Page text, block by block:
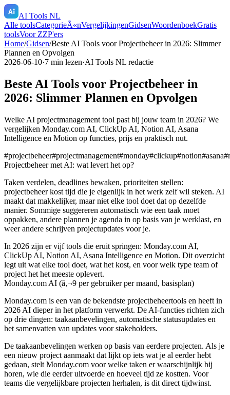
AI Tools NL
Alle toolsCategorieÃ«nVergelijkingenGidsenWoordenboekGratis
toolsVoor ZZP'ers
Home/Gidsen/Beste AI Tools voor Projectbeheer in 2026: Slimmer
Plannen en Opvolgen
2026-06-10·7 min lezen·AI Tools NL redactie
Beste AI Tools voor Projectbeheer in
2026: Slimmer Plannen en Opvolgen
Welke AI projectmanagement tool past bij jouw team in 2026? We
vergelijken Monday.com AI, ClickUp AI, Notion AI, Asana
Intelligence en Motion op functies, prijs en praktisch nut.
#projectbeheer#projectmanagement#monday#clickup#notion#asana#
Projectbeheer met AI: wat levert het op?
Taken verdelen, deadlines bewaken, prioriteiten stellen:
projectbeheer kost tijd die je eigenlijk in het werk zelf wil steken. AI
maakt dat makkelijker, maar niet elke tool doet dat op dezelfde
manier. Sommige suggereren automatisch wie een taak moet
oppakken, andere plannen je agenda in op basis van je werklast, en
weer andere schrijven projectupdates voor je.
In 2026 zijn er vijf tools die eruit springen: Monday.com AI,
ClickUp AI, Notion AI, Asana Intelligence en Motion. Dit overzicht
legt uit wat elke tool doet, wat het kost, en voor welk type team of
project het het meeste oplevert.
Monday.com AI (â‚¬9 per gebruiker per maand, basisplan)
Monday.com is een van de bekendste projectbeheertools en heeft in
2026 AI dieper in het platform verwerkt. De AI-functies richten zich
op drie dingen: taakaanbevelingen, automatische statusupdates en
het samenvatten van updates voor stakeholders.
De taakaanbevelingen werken op basis van eerdere projecten. Als je
een nieuw project aanmaakt dat lijkt op iets wat je al eerder hebt
gedaan, stelt Monday.com voor welke taken er waarschijnlijk bij
horen, wie die eerder uitvoerde en hoeveel tijd ze kostten. Voor
teams die vergelijkbare projecten herhalen, is dit direct tijdwinst.